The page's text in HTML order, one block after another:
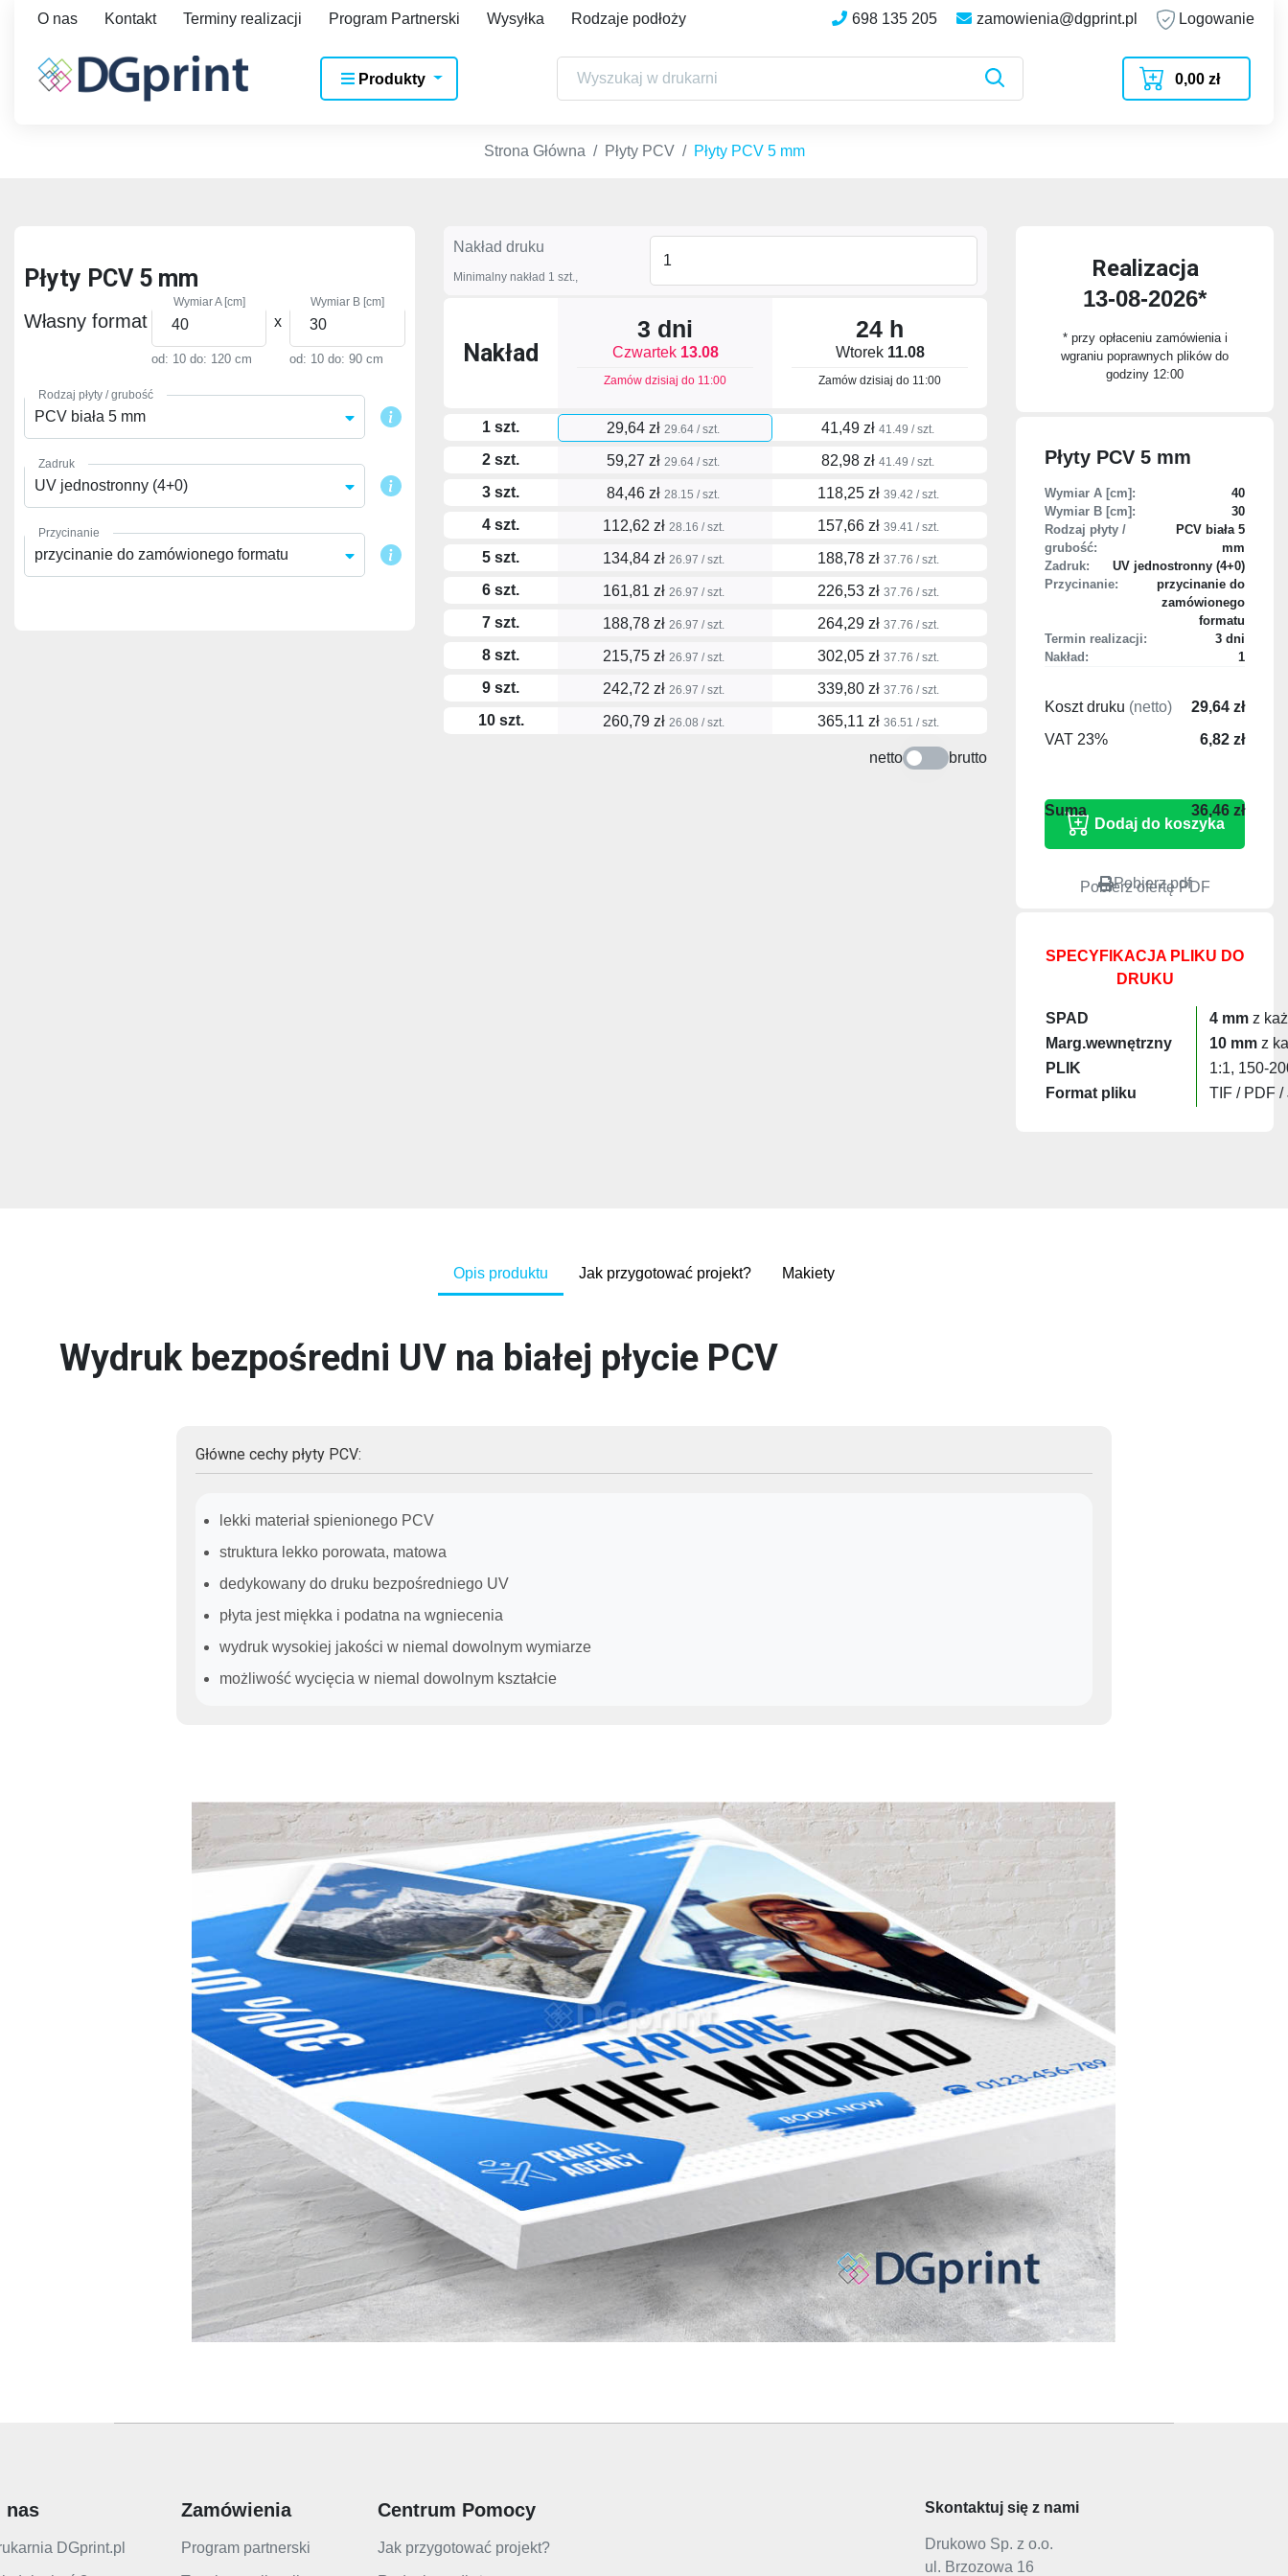
O nas Kontakt Terminy realizacji Program Partnerski Wysyłka Rodzaje podłoży 698 135 205 zamowienia@dgprint.pl Logowanie
Produkty 0,00 zł
Strona Główna Płyty PCV Płyty PCV 5 mm
Płyty PCV 5 mm
Własny format
Wymiar A [cm]
od: 10 do: 120 cm
x
Wymiar B [cm]
od: 10do: 90 cm
Rodzaj płyty / grubość
PCV biała 5 mm
Zadruk
UV jednostronny (4+0)
Przycinanie
przycinanie do zamówionego formatu
Nakład druku
Minimalny nakład 1 szt.,
Nakład
3 dni
Czwartek 13.08
Zamów dzisiaj do 11:00
24 h
Wtorek 11.08
Zamów dzisiaj do 11:00
1 szt. 29,64 zł 29.64 / szt. 41,49 zł 41.49 / szt.
2 szt. 59,27 zł 29.64 / szt. 82,98 zł 41.49 / szt.
3 szt. 84,46 zł 28.15 / szt. 118,25 zł 39.42 / szt.
4 szt. 112,62 zł 28.16 / szt. 157,66 zł 39.41 / szt.
5 szt. 134,84 zł 26.97 / szt. 188,78 zł 37.76 / szt.
6 szt. 161,81 zł 26.97 / szt. 226,53 zł 37.76 / szt.
7 szt. 188,78 zł 26.97 / szt. 264,29 zł 37.76 / szt.
8 szt. 215,75 zł 26.97 / szt. 302,05 zł 37.76 / szt.
9 szt. 242,72 zł 26.97 / szt. 339,80 zł 37.76 / szt.
10 szt. 260,79 zł 26.08 / szt. 365,11 zł 36.51 / szt.
netto brutto
Realizacja
13-08-2026*
* przy opłaceniu zamówienia i
wgraniu poprawnych plików do
godziny 12:00
Płyty PCV 5 mm
Wymiar A [cm]:
40
Wymiar B [cm]:
30
Rodzaj płyty /
grubość:
PCV biała 5
mm
Zadruk:
UV jednostronny (4+0)
Przycinanie:
przycinanie do
zamówionego
formatu
Termin realizacji:
3 dni
Nakład:
1
Koszt druku (netto)
29,64 zł
VAT 23%
6,82 zł
36,46 zł
Pobierz pdf
Pobierz ofertę PDF
SPECYFIKACJA PLIKU DO
DRUKU
SPAD 4 mm z
Marg.wewnętrzny
10 mm z
PLIK
1:1, 150-
Format pliku
TIF / PDF /
Opis produktu Jak przygotować projekt? Makiety
Wydruk bezpośredni UV na białej płycie PCV
Główne cechy płyty PCV:
lekki materiał spienionego PCV
struktura lekko porowata, matowa
dedykowany do druku bezpośredniego UV
płyta jest miękka i podatna na wgniecenia
wydruk wysokiej jakości w niemal dowolnym wymiarze
możliwość wycięcia w niemal dowolnym kształcie
nas
DGprint.pl
Centrum Pomocy
Jak przygotować projekt?
Zamówienia
Program partnerski
Skontaktuj się z nami
Drukowo Sp. z o.o.
ul. Brzozowa 16